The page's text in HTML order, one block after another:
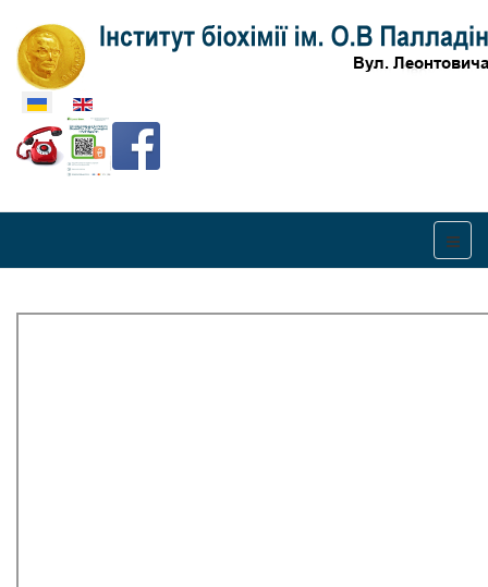
Оберіть свою мову